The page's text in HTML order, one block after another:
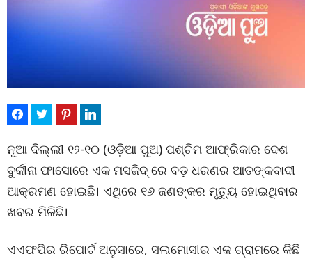
ନୂଆ ଦିଲ୍ଲୀ ୧୨-୧୦ (ଓଡ଼ିଆ ପୁଅ) ପଶ୍ଚିମ ଆଫ୍ରିକାର ଦେଶ
ବୁର୍କୀନା ଫାସୋରେ ଏକ ମସଜିଦ୍ ରେ ବଡ଼ ଧରଣର ଆତଙ୍କବାଦୀ
ଆକ୍ରମଣ ହୋଇଛି। ଏଥିରେ ୧୬ ଜଣଙ୍କର ମୃତ୍ୟୁ ହୋଇଥିବାର
ଖବର ମିଳିଛି।
ଏଏଫପିର ରିପୋର୍ଟ ଅନୁସାରେ, ସଲମୋସୀର ଏକ ଗ୍ରାମରେ କିଛି